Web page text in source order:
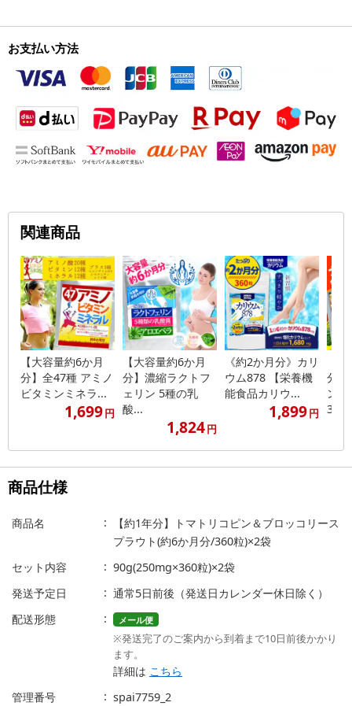
お支払い方法
関連商品
【大容量約6か月
分】全47種 アミノ
ビタミンミネラ...
1,699円
【大容量約6か月
分】濃縮ラクトフ
ェリン 5種の乳
酸...
1,824円
《約2か月分》カリ
ウム878 【栄養機
能食品カリウ...
1,899円
分】
ン
3...
商品仕様
商品名
【約1年分】トマトリコピン＆ブロッコリース
プラウト(約6か月分/360粒)×2袋
セット内容
90g(250mg×360粒)×2袋
発送予定日
通常5日前後（発送日カレンダー休日除く）
配送形態
メール便
※発送完了のご案内から到着まで10日前後かかり
ます。
詳細は こちら
管理番号
spai7759_2